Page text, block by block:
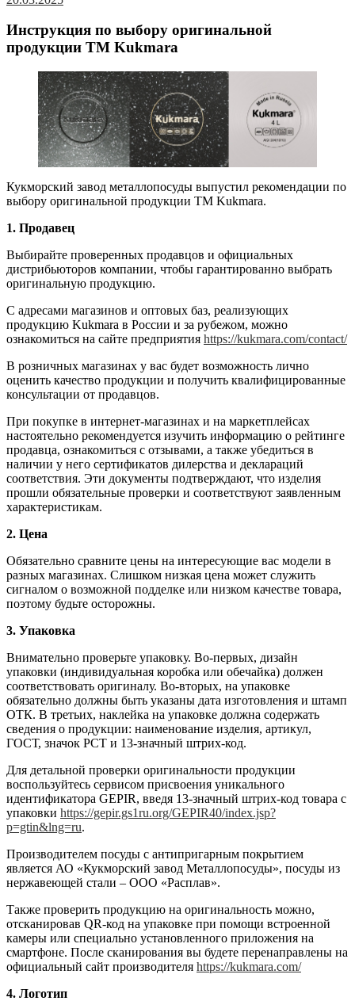
Инструкция по выбору оригинальной
продукции ТМ Kukmara
Кукморский завод металлопосуды выпустил рекомендации по
выбору оригинальной продукции ТМ Kukmara.
1. Продавец
Выбирайте проверенных продавцов и официальных
дистрибьюторов компании, чтобы гарантированно выбрать
оригинальную продукцию.
С адресами магазинов и оптовых баз, реализующих
продукцию Kukmara в России и за рубежом, можно
ознакомиться на сайте предприятия https://kukmara.com/contact/
В розничных магазинах у вас будет возможность лично
оценить качество продукции и получить квалифицированные
консультации от продавцов.
При покупке в интернет-магазинах и на маркетплейсах
настоятельно рекомендуется изучить информацию о рейтинге
продавца, ознакомиться с отзывами, а также убедиться в
наличии у него сертификатов дилерства и деклараций
соответствия. Эти документы подтверждают, что изделия
прошли обязательные проверки и соответствуют заявленным
характеристикам.
2. Цена
Обязательно сравните цены на интересующие вас модели в
разных магазинах. Слишком низкая цена может служить
сигналом о возможной подделке или низком качестве товара,
поэтому будьте осторожны.
3. Упаковка
Внимательно проверьте упаковку. Во-первых, дизайн
упаковки (индивидуальная коробка или обечайка) должен
соответствовать оригиналу. Во-вторых, на упаковке
обязательно должны быть указаны дата изготовления и штамп
ОТК. В третьих, наклейка на упаковке должна содержать
сведения о продукции: наименование изделия, артикул,
ГОСТ, значок РСТ и 13-значный штрих-код.
Для детальной проверки оригинальности продукции
воспользуйтесь сервисом присвоения уникального
идентификатора GEPIR, введя 13-значный штрих-код товара с
упаковки https://gepir.gs1ru.org/GEPIR40/index.jsp?
p=gtin&lng=ru.
Производителем посуды с антипригарным покрытием
является АО «Кукморский завод Металлопосуды», посуды из
нержавеющей стали – ООО «Расплав».
Также проверить продукцию на оригинальность можно,
отсканировав QR-код на упаковке при помощи встроенной
камеры или специально установленного приложения на
смартфоне. После сканирования вы будете перенаправлены на
официальный сайт производителя https://kukmara.com/
4. Логотип